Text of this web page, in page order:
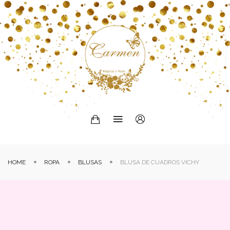
HOME ROPA BLUSAS BLUSA DE CUADROS VICHY